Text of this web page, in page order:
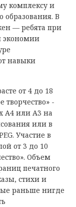
комплексу и
образования. В
— ребята при
экономии
навыки
от 4 до 18
творчество» -
А4 или А3 на
или в
Участие в
от 3 до 10
Объем
печатного
стихи и
раньше нигде